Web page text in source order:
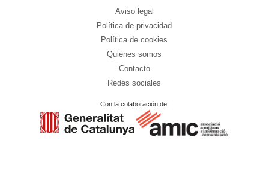
Aviso legal
Política de privacidad
Política de cookies
Quiénes somos
Contacto
Redes sociales
Con la colaboración de: